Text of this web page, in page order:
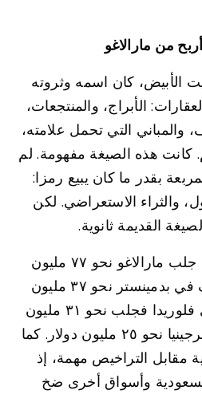
من مارالاغو
الأبيض، كان اسمه وثروته
الأبراج، والمنتجعات،
والمباني التي تحمل علامته،
كانت هذه الصيغة مفهومة. لم
بقدر ما كان يبيع رمزا:
والثراء الاستعراضي. لكن
وبحسب البيانات المعلنة، جلب مارالاغو نحو ٧٧ مليون
دولار. وحقق نادي الغولف في بدمينستر نحو ٣٧ مليون
دولار. أما نادي جوبيتر في فلوريدا فجلب نحو ٣١ مليون
دولار. وحقق النادي في فرجينيا نحو ٢٥ مليون دولار. كما
مقابل التراخيص مهمة، إذ
وأسواق أخرى ضخ